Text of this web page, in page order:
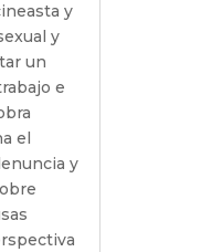
y
y
un
e
el
y